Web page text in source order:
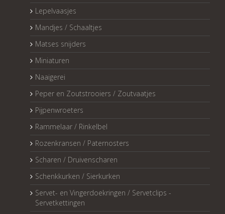
Lepelvaasjes
Mandjes / Schaaltjes
Matses snijders
Miniaturen
Naaigerei
Peper en Zoutstrooiers / Zoutvaatjes
Pijpenwroeters
Rammelaar / Rinkelbel
Rozenkransen / Paternosters
Scharen / Druivenscharen
Schenkkurken / Sierkurken
Servet- en Vingerdoekringen / Servetclips -
Servetkettingen